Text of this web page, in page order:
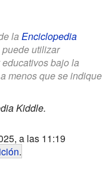
la Enciclopedia
utilizar
bajo la
a menos que se indique
Kiddle.
a las 11:19
.